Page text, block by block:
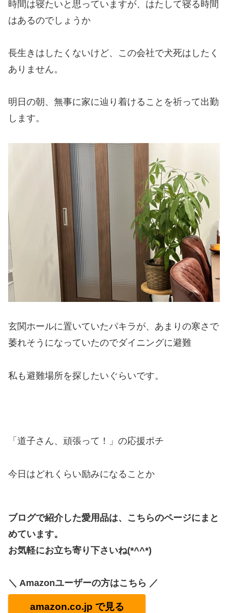
時間は寝たいと思っていますが、はたして寝る時間
はあるのでしょうか
長生きはしたくないけど、この会社で犬死はしたく
ありません。
明日の朝、無事に家に辿り着けることを祈って出勤
します。
玄関ホールに置いていたパキラが、あまりの寒さで
萎れそうになっていたのでダイニングに避難
私も避難場所を探したいぐらいです。
「道子さん、頑張って！」の応援ポチ
今日はどれくらい励みになることか
ブログで紹介した愛用品は、こちらのページにまと
めています。
お気軽にお立ち寄り下さいね(*^^*)
＼ Amazonユーザーの方はこちら ／
amazon.co.jp で見る